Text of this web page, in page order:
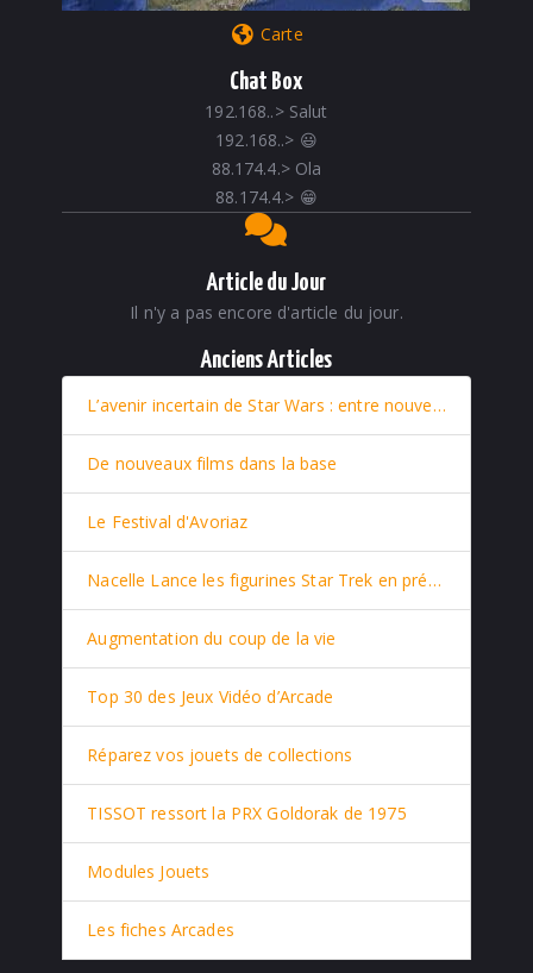
Carte
Chat Box
192.168..> Salut
192.168..> 😃
88.174.4.> Ola
88.174.4.> 😁
Article du Jour
Il n'y a pas encore d'article du jour.
Anciens Articles
L’avenir incertain de Star Wars : entre nouveaux films et retour stratégique de Rey
De nouveaux films dans la base
Le Festival d'Avoriaz
Nacelle Lance les figurines Star Trek en prévente
Augmentation du coup de la vie
Top 30 des Jeux Vidéo d’Arcade
Réparez vos jouets de collections
TISSOT ressort la PRX Goldorak de 1975
Modules Jouets
Les fiches Arcades